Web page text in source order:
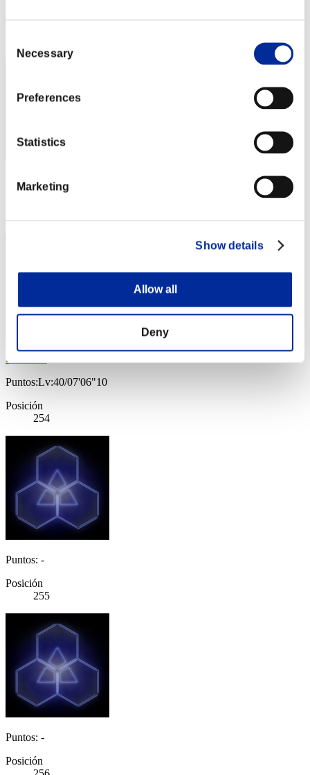
Selection
Necessary
Preferences
Statistics
Marketing
Show details
Allow all
Deny
Puntos: -
Hunk209
Puntos:Lv:40/07'06"10
Posición
254
Puntos: -
Posición
255
Puntos: -
Posición